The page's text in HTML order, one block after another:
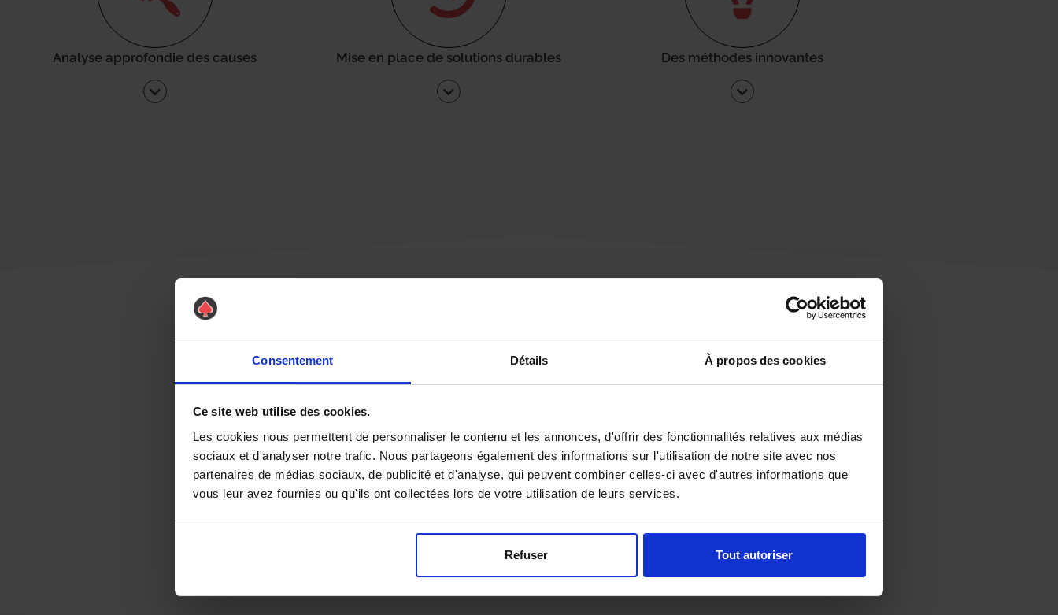
Consentement Détails À propos des cookies
Ce site web utilise des cookies.
Les cookies nous permettent de personnaliser le contenu et les annonces, d'offrir des fonctionnalités relatives aux médias
sociaux et d'analyser notre trafic. Nous partageons également des informations sur l'utilisation de notre site avec nos
partenaires de médias sociaux, de publicité et d'analyse, qui peuvent combiner celles-ci avec d'autres informations que
vous leur avez fournies ou qu'ils ont collectées lors de votre utilisation de leurs services.
Refuser Tout autoriser
Analyse approfondie des causes Mise en place de solutions durables Des méthodes innovantes
Une urgence ?
Vous souhaitez être